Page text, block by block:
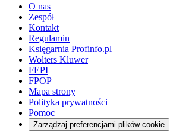
O nas
Zespół
Kontakt
Regulamin
Księgarnia Profinfo.pl
Wolters Kluwer
FEPI
FPOP
Mapa strony
Polityka prywatności
Pomoc
Zarządzaj preferencjami plików cookie